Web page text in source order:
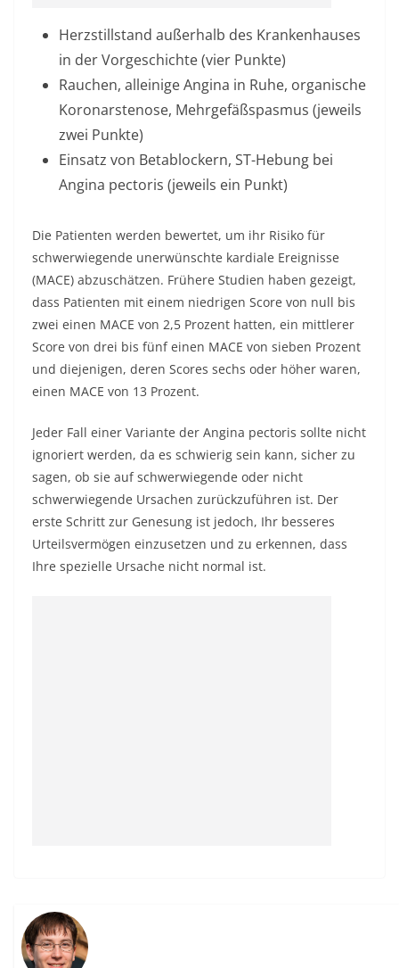
Herzstillstand außerhalb des Krankenhauses
in der Vorgeschichte (vier Punkte)
Rauchen, alleinige Angina in Ruhe, organische
Koronarstenose, Mehrgefäßspasmus (jeweils
zwei Punkte)
Einsatz von Betablockern, ST-Hebung bei
Angina pectoris (jeweils ein Punkt)
Die Patienten werden bewertet, um ihr Risiko für
schwerwiegende unerwünschte kardiale Ereignisse
(MACE) abzuschätzen. Frühere Studien haben gezeigt,
dass Patienten mit einem niedrigen Score von null bis
zwei einen MACE von 2,5 Prozent hatten, ein mittlerer
Score von drei bis fünf einen MACE von sieben Prozent
und diejenigen, deren Scores sechs oder höher waren,
einen MACE von 13 Prozent.
Jeder Fall einer Variante der Angina pectoris sollte nicht
ignoriert werden, da es schwierig sein kann, sicher zu
sagen, ob sie auf schwerwiegende oder nicht
schwerwiegende Ursachen zurückzuführen ist. Der
erste Schritt zur Genesung ist jedoch, Ihr besseres
Urteilsvermögen einzusetzen und zu erkennen, dass
Ihre spezielle Ursache nicht normal ist.